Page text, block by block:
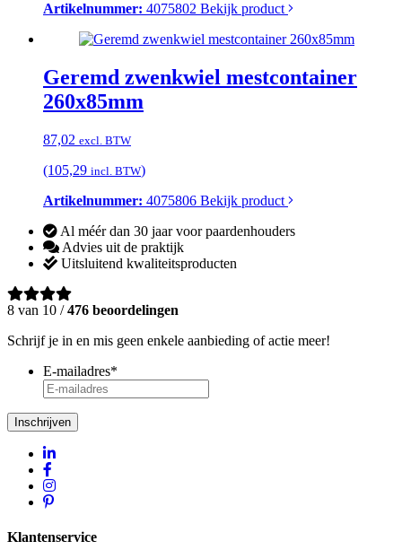
Artikelnummer: 4075802 Bekijk product
Geremd zwenkwiel mestcontainer
260x85mm
87,02 excl. BTW
(105,29 incl. BTW)
Artikelnummer: 4075806 Bekijk product
Al méér dan 30 jaar voor paardenhouders
Advies uit de praktijk
Uitsluitend kwaliteitsproducten
8 van 10 /476 beoordelingen
Schrijf je in en mis geen enkele aanbieding of actie meer!
E-mailadres*
Inschrijven
Klantenservice